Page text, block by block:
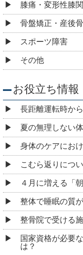
膝痛・変形性膝
骨盤矯正・産後
スポーツ障害
その他
お役立ち情報
長距離運転時か
夏の無理しない
身体のケアにお
こむら返りにつ
４月に増える「
整体で睡眠の質
整骨院で受ける
国家資格が必要
は？